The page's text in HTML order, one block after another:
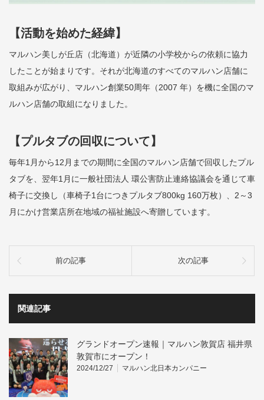
【活動を始めた経緯】
マルハン美しが丘店（北海道）が近隣の小学校からの依頼に協力
したことが始まりです。それが北海道のすべてのマルハン店舗に
取組みが広がり、マルハン創業50周年（2007 年）を機に全国のマ
ルハン店舗の取組になりました。
【プルタブの回収について】
毎年1月から12月までの期間に全国のマルハン店舗で回収したプル
タブを、翌年1月に一般社団法人 環公害防止連絡協議会を通じて車
椅子に交換し（車椅子1台につきプルタブ800kg 160万枚）、2～3
月にかけ営業店所在地域の福祉施設へ寄贈しています。
前の記事 次の記事
関連記事
グランドオープン速報｜マルハン敦賀店 福井県
敦賀市にオープン！
2024/12/27 マルハン北日本カンパニー